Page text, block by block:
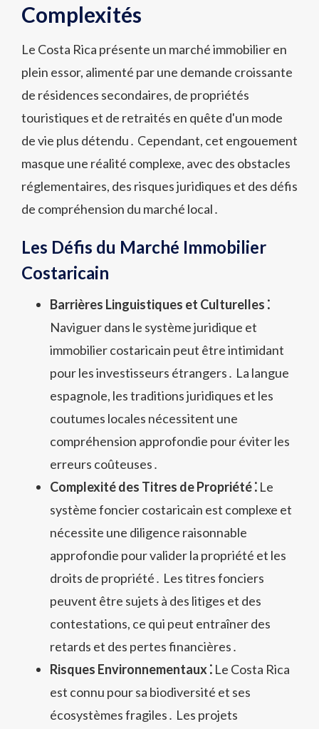
Complexités
Le Costa Rica présente un marché immobilier en
plein essor, alimenté par une demande croissante
de résidences secondaires, de propriétés
touristiques et de retraités en quête d'un mode
de vie plus détendu․ Cependant, cet engouement
masque une réalité complexe, avec des obstacles
réglementaires, des risques juridiques et des défis
de compréhension du marché local․
Les Défis du Marché Immobilier
Costaricain
Barrières Linguistiques et Culturelles ⁚
Naviguer dans le système juridique et
immobilier costaricain peut être intimidant
pour les investisseurs étrangers․ La langue
espagnole, les traditions juridiques et les
coutumes locales nécessitent une
compréhension approfondie pour éviter les
erreurs coûteuses․
Complexité des Titres de Propriété ⁚ Le
système foncier costaricain est complexe et
nécessite une diligence raisonnable
approfondie pour valider la propriété et les
droits de propriété․ Les titres fonciers
peuvent être sujets à des litiges et des
contestations, ce qui peut entraîner des
retards et des pertes financières․
Risques Environnementaux ⁚ Le Costa Rica
est connu pour sa biodiversité et ses
écosystèmes fragiles․ Les projets